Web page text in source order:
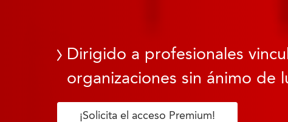
Dirigido a profesionales
organizaciones sin ánimo de
¡Solicita el acceso Premium!